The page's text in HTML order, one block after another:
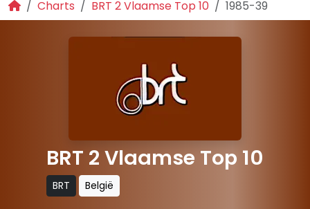
Charts BRT 2 Vlaamse Top 10 1985-39
BRT 2 Vlaamse Top 10
BRT België